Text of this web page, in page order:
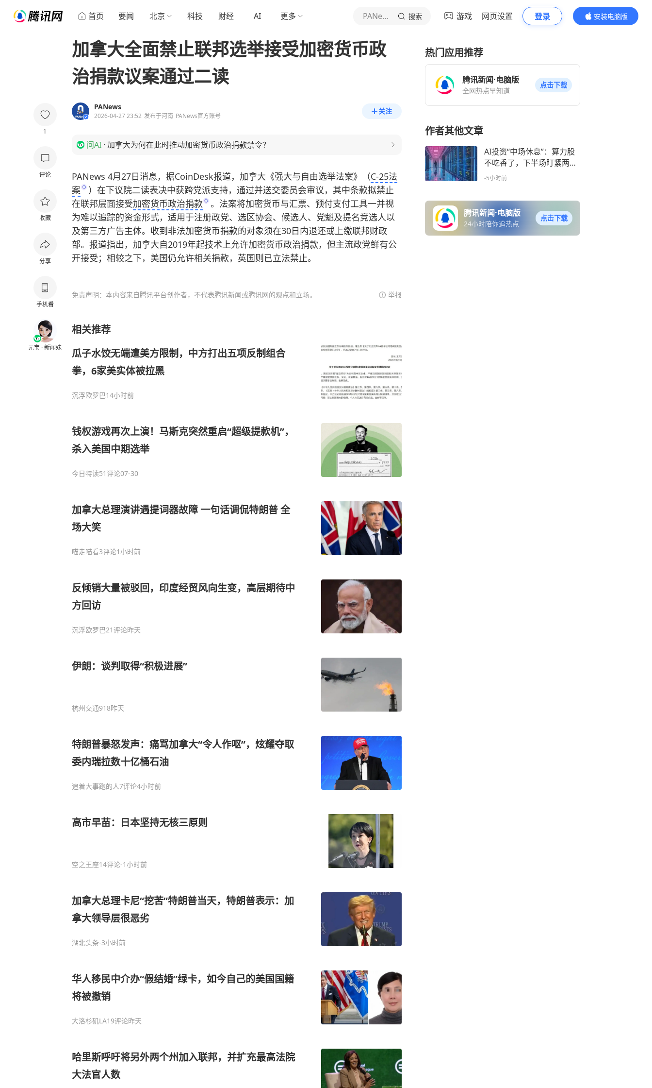
首页 要闻 北京 科技 财经 AI 更多 PANews 搜索 游戏 网页设置 登录
安装电脑版
内容更精彩
1
评论
收藏
分享
手机看
元宝 · 新闻妹
加拿大全面禁止联邦选举接受加密货币政
治捐款议案通过二读
PANews
2026-04-27 23:52 发布于河南 PANews官方账号
关注
问AI · 加拿大为何在此时推动加密货币政治捐款禁令？
PANews 4月27日消息，据CoinDesk报道，加拿大《强大与自由选举法案》（C-25法
案
）在下议院二读表决中获跨党派支持，通过并送交委员会审议，其中条款拟禁止
在联邦层面接受加密货币政治捐款
。法案将加密货币与汇票、预付支付工具一并视
为难以追踪的资金形式，适用于注册政党、选区协会、候选人、党魁及提名竞选人以
及第三方广告主体。收到非法加密货币捐款的对象须在30日内退还或上缴联邦财政
部。报道指出，加拿大自2019年起技术上允许加密货币政治捐款，但主流政党鲜有公
开接受；相较之下，美国仍允许相关捐款，英国则已立法禁止。
免责声明：本内容来自腾讯平台创作者，不代表腾讯新闻或腾讯网的观点和立场。 举报
相关推荐
瓜子水饺无端遭美方限制，中方打出五项反制组合
拳，6家美实体被拉黑
沉浮欧罗巴14小时前
钱权游戏再次上演！马斯克突然重启“超级提款机”，
杀入美国中期选举
今日特读51评论07-30
加拿大总理演讲遇提词器故障 一句话调侃特朗普 全
场大笑
喵走喵看3评论1小时前
反倾销大量被驳回，印度经贸风向生变，高层期待中
方回访
沉浮欧罗巴21评论昨天
伊朗：谈判取得“积极进展”
杭州交通918昨天
特朗普暴怒发声：痛骂加拿大“令人作呕”，炫耀夺取
委内瑞拉数十亿桶石油
追着大事跑的人7评论4小时前
高市早苗：日本坚持无核三原则
空之王座14评论-1小时前
加拿大总理卡尼“挖苦”特朗普当天，特朗普表示：加
拿大领导层很恶劣
湖北头条-3小时前
华人移民中介办“假结婚”绿卡，如今自己的美国国籍
将被撤销
大洛杉矶LA19评论昨天
哈里斯呼吁将另外两个州加入联邦，并扩充最高法院
大法官人数
热门应用推荐
腾讯新闻·电脑版
全网热点早知道
点击下载
作者其他文章
AI投资“中场休息”：算力股
不吃香了，下半场盯紧两件
事
-5小时前
腾讯新闻·电脑版
24小时陪你追热点
点击下载